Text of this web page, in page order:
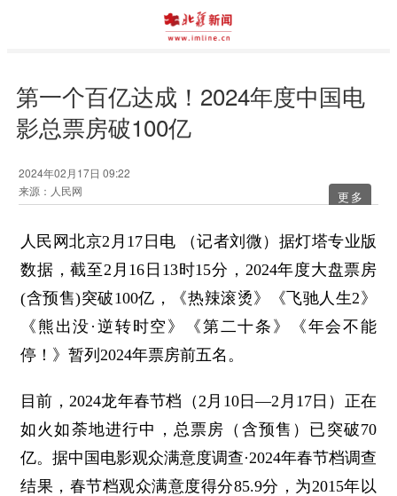
第一个百亿达成！2024年度中国电
影总票房破100亿
2024年02月17日 09:22
来源：人民网
更多
人民网北京2月17日电 （记者刘微）据灯塔专业版
数据，截至2月16日13时15分，2024年度大盘票房
(含预售)突破100亿，《热辣滚烫》《飞驰人生2》
《熊出没·逆转时空》《第二十条》《年会不能
停！》暂列2024年票房前五名。
目前，2024龙年春节档（2月10日—2月17日）正在
如火如荼地进行中，总票房（含预售）已突破70
亿。据中国电影观众满意度调查·2024年春节档调查
结果，春节档观众满意度得分85.9分，为2015年以